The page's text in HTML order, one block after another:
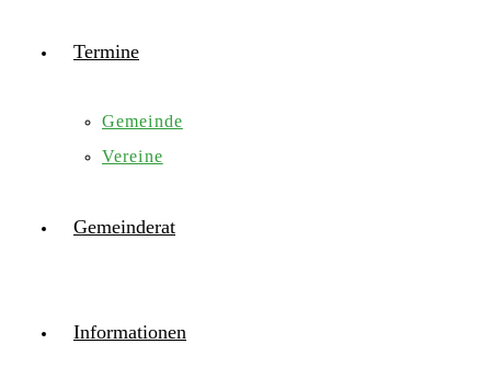
Termine
Gemeinde
Vereine
Gemeinderat
Informationen